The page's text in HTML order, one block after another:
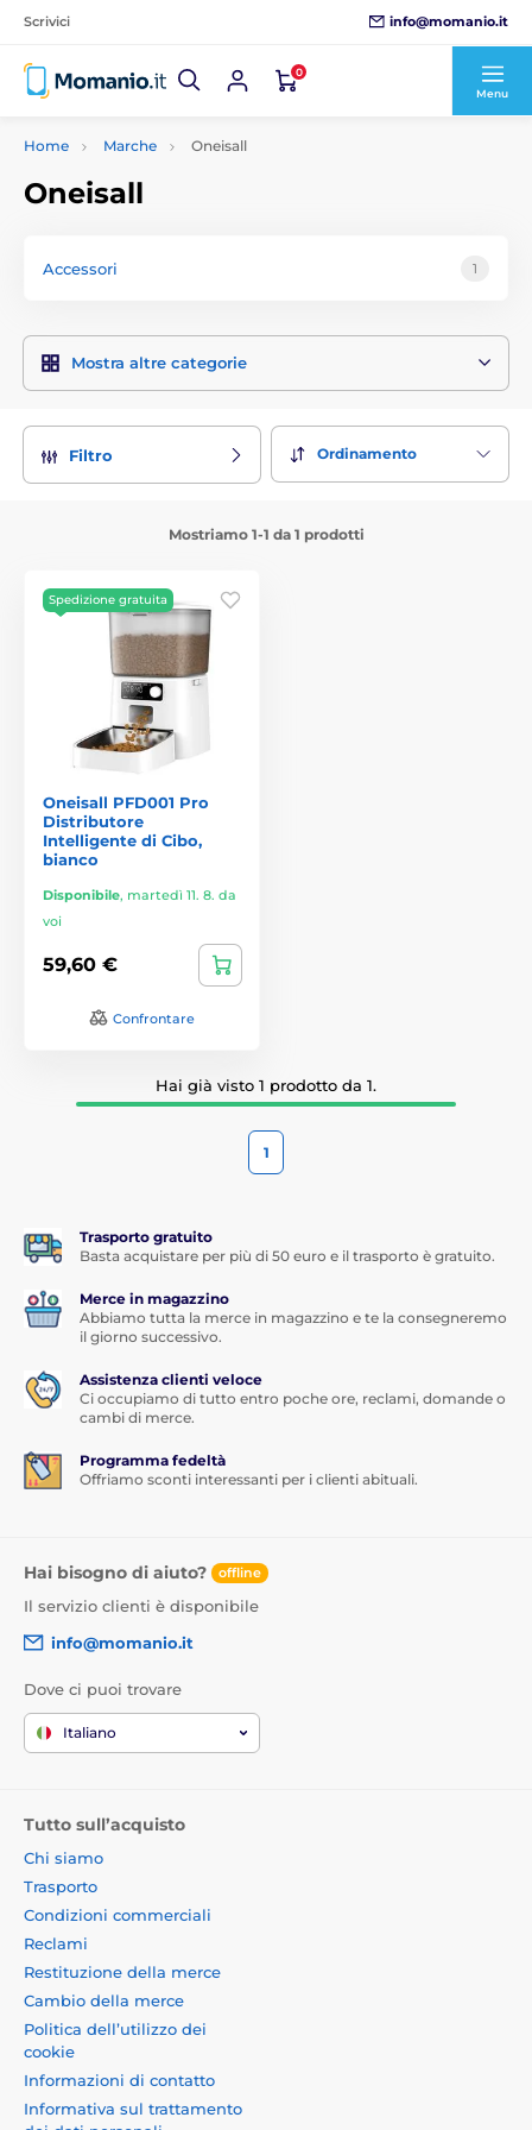
Scrivici info@momanio.it
0
Menu
Home Marche Oneisall
Oneisall
Accessori 1
Mostra altre categorie
Filtro Ordinamento
Mostriamo 1-1 da 1 prodotti
Spedizione gratuita
Oneisall PFD001 Pro
Distributore
Intelligente di Cibo,
bianco
Disponibile, martedì 11. 8. da
voi
59,60 €
Confrontare
Hai già visto 1 prodotto da 1.
1
Trasporto gratuito
Basta acquistare per più di 50 euro e il trasporto è gratuito.
Merce in magazzino
Abbiamo tutta la merce in magazzino e te la consegneremo
il giorno successivo.
Assistenza clienti veloce
Ci occupiamo di tutto entro poche ore, reclami, domande o
cambi di merce.
Programma fedeltà
Offriamo sconti interessanti per i clienti abituali.
Hai bisogno di aiuto? offline
Il servizio clienti è disponibile
info@momanio.it
Dove ci puoi trovare
Italiano
Tutto sull’acquisto
Chi siamo
Trasporto
Condizioni commerciali
Reclami
Restituzione della merce
Cambio della merce
Politica dell’utilizzo dei
cookie
Informazioni di contatto
Informativa sul trattamento